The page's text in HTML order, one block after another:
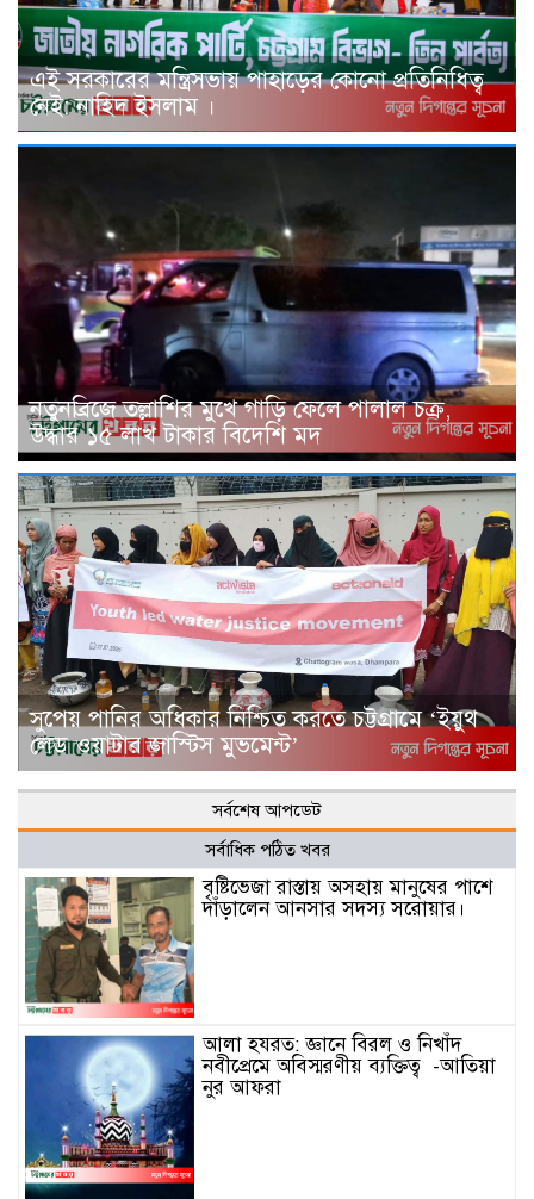
এই সরকারের মন্ত্রিসভায় পাহাড়ের কোনো প্রতিনিধিত্ব
নেই: নাহিদ ইসলাম ।
নতুনব্রিজে তল্লাশির মুখে গাড়ি ফেলে পালাল চক্র,
উদ্ধার ১৫ লাখ টাকার বিদেশি মদ
সুপেয় পানির অধিকার নিশ্চিত করতে চট্টগ্রামে ‘ইয়ুথ
লেড ওয়াটার জাস্টিস মুভমেন্ট’
সর্বশেষ আপডেট
সর্বাধিক পঠিত খবর
বৃষ্টিভেজা রাস্তায় অসহায় মানুষের পাশে
দাঁড়ালেন আনসার সদস্য সরোয়ার।
আলা হযরত: জ্ঞানে বিরল ও নিখাঁদ
নবীপ্রেমে অবিস্মরণীয় ব্যক্তিত্ব -আতিয়া
নুর আফরা